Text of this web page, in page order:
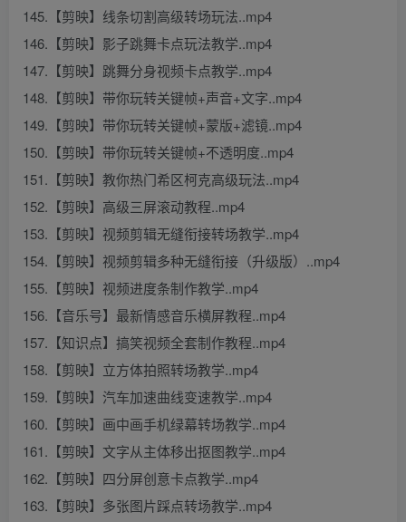
145.【剪映】线条切割高级转场玩法..mp4
146.【剪映】影子跳舞卡点玩法教学..mp4
147.【剪映】跳舞分身视频卡点教学..mp4
148.【剪映】带你玩转关键帧+声音+文字..mp4
149.【剪映】带你玩转关键帧+蒙版+滤镜..mp4
150.【剪映】带你玩转关键帧+不透明度..mp4
151.【剪映】教你热门希区柯克高级玩法..mp4
152.【剪映】高级三屏滚动教程..mp4
153.【剪映】视频剪辑无缝衔接转场教学..mp4
154.【剪映】视频剪辑多种无缝衔接（升级版）..mp4
155.【剪映】视频进度条制作教学..mp4
156.【音乐号】最新情感音乐横屏教程..mp4
157.【知识点】搞笑视频全套制作教程..mp4
158.【剪映】立方体拍照转场教学..mp4
159.【剪映】汽车加速曲线变速教学..mp4
160.【剪映】画中画手机绿幕转场教学..mp4
161.【剪映】文字从主体移出抠图教学..mp4
162.【剪映】四分屏创意卡点教学..mp4
163.【剪映】多张图片踩点转场教学..mp4